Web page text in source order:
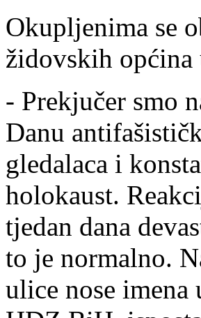
Okupljenima se
židovskih općina
- Prekjučer smo
Danu
gledalaca i
holokaust.
tjedan dana
to je normalno.
ulice nose imena